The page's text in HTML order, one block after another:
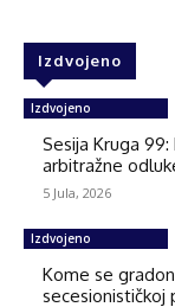
Izdvojeno
Izdvojeno
Sesija Kruga
arbitražne
5 Jula, 2026
Izdvojeno
Kome se
secesionističkoj